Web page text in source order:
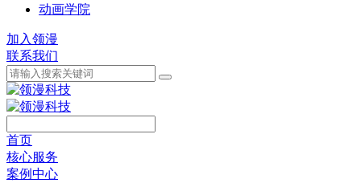
动画学院
加入领漫
联系我们
首页
核心服务
案例中心